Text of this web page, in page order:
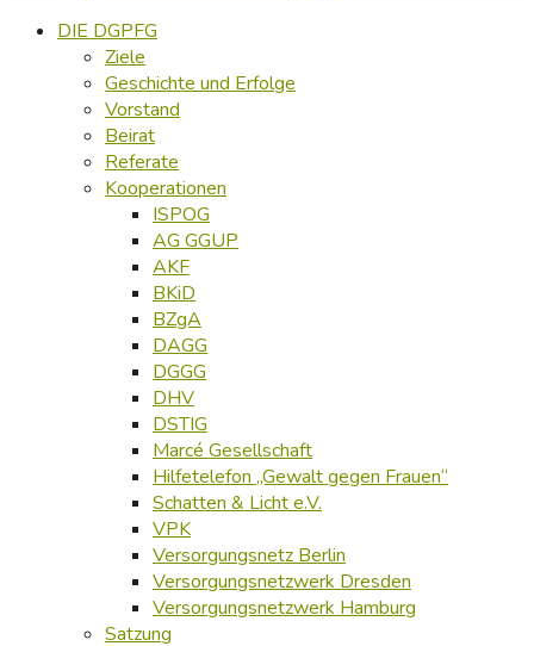
DIE DGPFG
Ziele
Geschichte und Erfolge
Vorstand
Beirat
Referate
Kooperationen
ISPOG
AG GGUP
AKF
BKiD
BZgA
DAGG
DGGG
DHV
DSTIG
Marcé Gesellschaft
Hilfetelefon „Gewalt gegen Frauen“
Schatten & Licht e.V.
VPK
Versorgungsnetz Berlin
Versorgungsnetzwerk Dresden
Versorgungsnetzwerk Hamburg
Satzung